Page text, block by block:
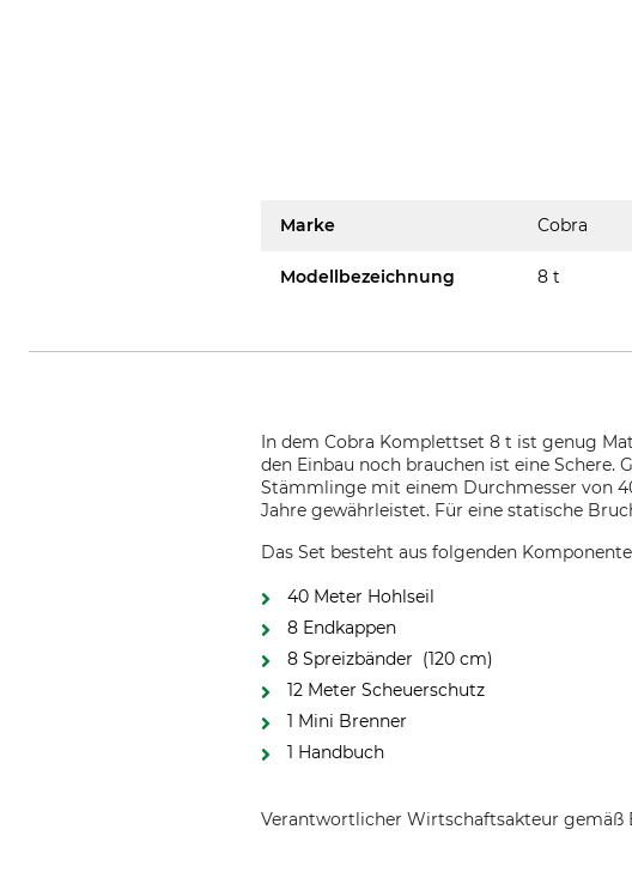
Marke Cobra
Modellbezeichnung 8 t
In dem Cobra Komplettset 8 t ist genug
den Einbau noch brauchen ist eine Schere.
Stämmlinge mit einem Durchmesser von
Jahre gewährleistet. Für eine statische
Das Set besteht aus folgenden
40 Meter Hohlseil
8 Endkappen
8 Spreizbänder (120 cm)
12 Meter Scheuerschutz
1 Mini Brenner
1 Handbuch
Verantwortlicher Wirtschaftsakteur gemäß